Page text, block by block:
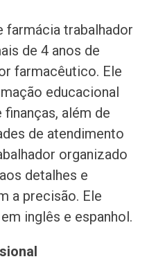
farmácia trabalhador
de 4 anos de
farmacêutico. Ele
educacional
além de
de atendimento
organizado
detalhes e
a precisão. Ele
inglês e espanhol.